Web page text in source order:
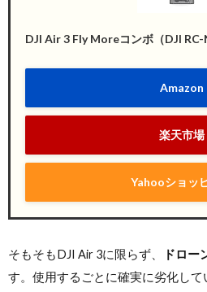
DJI Air 3 Fly Moreコンボ（DJI RC-
Amazon
楽天市場
Yahooショッ
そもそもDJI Air 3に限らず、 ドロー
す。使用するごとに確実に劣化し